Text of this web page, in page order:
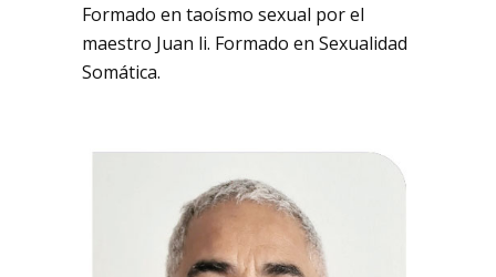
Formado en taoísmo sexual por el
maestro Juan li. Formado en Sexualidad
Somática.